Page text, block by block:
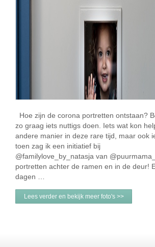
Hoe zijn de corona portretten ontstaan?
zo graag iets nuttigs doen. Iets wat kon
andere manier in deze rare tijd, maar ook
toen zag ik een initiatief bij
@familylove_by_natasja van
portretten achter de ramen en in de deur!
dagen …
Lees verder en bekijk meer foto's >>